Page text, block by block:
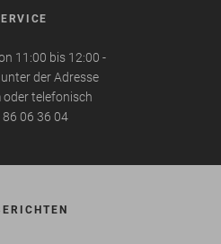
11:00 bis 12:00 -
der Adresse
oder telefonisch
06 36 04